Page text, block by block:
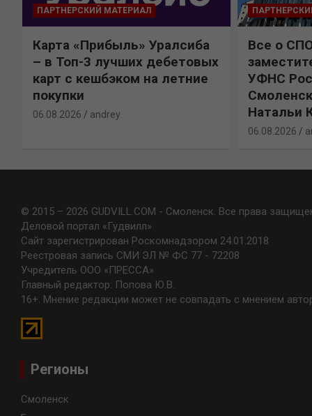
ПАРТНЕРСКИЙ МАТЕРИАЛ
Карта «Прибыль» Уралсиба
– в Топ-3 лучших дебетовых
карт с кешбэком на летние
покупки
06.08.2026 andrey
Все о
УФНС
Натальи
06.08.2026
© 2015 – 2026 GUDVILL.COM - Смоленск. Все права
Деловой портал «Гудвилл»
Сайт зарегистрирован Роскомнадзором 24.01.2018
Реестровая запись СМИ ЭЛ № ФС 77 - 72208
Учредитель ООО «ПРЕССА»
Главный редактор: Попова Ю.В.
16+. Мнение редакции может не совпадать с мнением
Регионы
Смоленск